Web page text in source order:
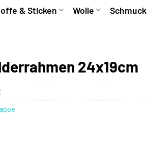
& Sticken Wolle Schmuck
24x19cm